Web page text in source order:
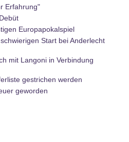
Erfahrung"
Europapokalspiel
Start bei Anderlecht
mit Langoni in Verbindung
gestrichen werden
geworden